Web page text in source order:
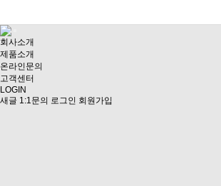
회사소개
제품소개
온라인문의
고객센터
LOGIN
새글 1:1문의 로그인 회원가입